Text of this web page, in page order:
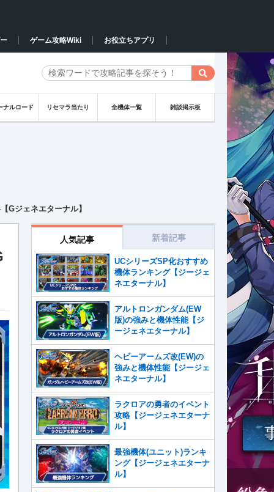
ゲーム攻略Wiki お役立ちアプリ
ナルロード リセマラ当たり 全機体一覧 雑談掲示板
Gジェネエターナル】
人気記事 新着記事
UCシリーズSP化おすすめ
機体ランキング【ジージェ
ネエターナル】
アルトロンガンダム(EW
版)の強みと機体性能【ジ
ージェネエターナル】
ヘビーアームズ改(EW)の
強みと機体性能【ジージェ
ネエターナル】
ラクロアの勇者のイベント
攻略【ジージェネエターナ
ル】
最強機体(ユニット)ランキ
ング【ジージェネエターナ
ル】